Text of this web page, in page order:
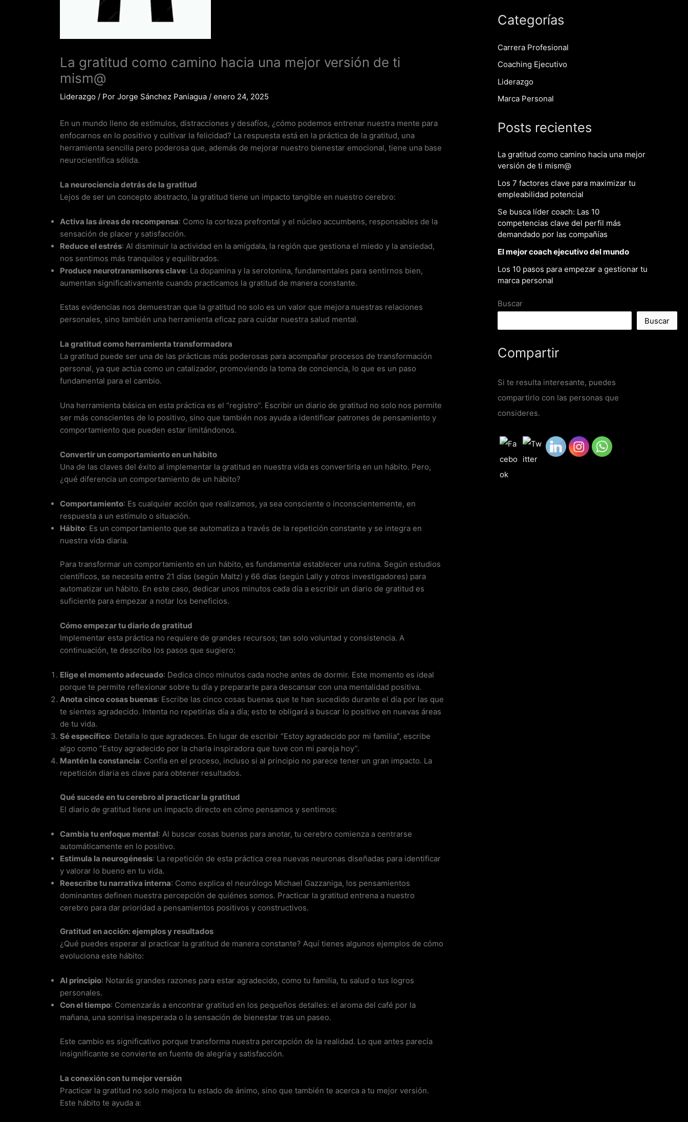
La gratitud como camino hacia una mejor versión de ti
mism@
Liderazgo / Por Jorge Sánchez Paniagua / enero 24, 2025
En un mundo lleno de estímulos, distracciones y desafíos, ¿cómo podemos entrenar nuestra mente para
enfocarnos en lo positivo y cultivar la felicidad? La respuesta está en la práctica de la gratitud, una
herramienta sencilla pero poderosa que, además de mejorar nuestro bienestar emocional, tiene una base
neurocientífica sólida.
La neurociencia detrás de la gratitud
Lejos de ser un concepto abstracto, la gratitud tiene un impacto tangible en nuestro cerebro:
Activa las áreas de recompensa: Como la corteza prefrontal y el núcleo accumbens, responsables de la
sensación de placer y satisfacción.
Reduce el estrés: Al disminuir la actividad en la amígdala, la región que gestiona el miedo y la ansiedad,
nos sentimos más tranquilos y equilibrados.
Produce neurotransmisores clave: La dopamina y la serotonina, fundamentales para sentirnos bien,
aumentan significativamente cuando practicamos la gratitud de manera constante.
Estas evidencias nos demuestran que la gratitud no solo es un valor que mejora nuestras relaciones
personales, sino también una herramienta eficaz para cuidar nuestra salud mental.
La gratitud como herramienta transformadora
La gratitud puede ser una de las prácticas más poderosas para acompañar procesos de transformación
personal, ya que actúa como un catalizador, promoviendo la toma de conciencia, lo que es un paso
fundamental para el cambio.
Una herramienta básica en esta práctica es el “registro”. Escribir un diario de gratitud no solo nos permite
ser más conscientes de lo positivo, sino que también nos ayuda a identificar patrones de pensamiento y
comportamiento que pueden estar limitándonos.
Convertir un comportamiento en un hábito
Una de las claves del éxito al implementar la gratitud en nuestra vida es convertirla en un hábito. Pero,
¿qué diferencia un comportamiento de un hábito?
Comportamiento: Es cualquier acción que realizamos, ya sea consciente o inconscientemente, en
respuesta a un estímulo o situación.
Hábito: Es un comportamiento que se automatiza a través de la repetición constante y se integra en
nuestra vida diaria.
Para transformar un comportamiento en un hábito, es fundamental establecer una rutina. Según estudios
científicos, se necesita entre 21 días (según Maltz) y 66 días (según Lally y otros investigadores) para
automatizar un hábito. En este caso, dedicar unos minutos cada día a escribir un diario de gratitud es
suficiente para empezar a notar los beneficios.
Cómo empezar tu diario de gratitud
Implementar esta práctica no requiere de grandes recursos; tan solo voluntad y consistencia. A
continuación, te describo los pasos que sugiero:
Elige el momento adecuado: Dedica cinco minutos cada noche antes de dormir. Este momento es ideal
porque te permite reflexionar sobre tu día y prepararte para descansar con una mentalidad positiva.
Anota cinco cosas buenas: Escribe las cinco cosas buenas que te han sucedido durante el día por las que
te sientes agradecido. Intenta no repetirlas día a día; esto te obligará a buscar lo positivo en nuevas áreas
de tu vida.
Sé específico: Detalla lo que agradeces. En lugar de escribir “Estoy agradecido por mi familia”, escribe
algo como “Estoy agradecido por la charla inspiradora que tuve con mi pareja hoy”.
Mantén la constancia: Confía en el proceso, incluso si al principio no parece tener un gran impacto. La
repetición diaria es clave para obtener resultados.
Qué sucede en tu cerebro al practicar la gratitud
El diario de gratitud tiene un impacto directo en cómo pensamos y sentimos:
Cambia tu enfoque mental: Al buscar cosas buenas para anotar, tu cerebro comienza a centrarse
automáticamente en lo positivo.
Estimula la neurogénesis: La repetición de esta práctica crea nuevas neuronas diseñadas para identificar
y valorar lo bueno en tu vida.
Reescribe tu narrativa interna: Como explica el neurólogo Michael Gazzaniga, los pensamientos
dominantes definen nuestra percepción de quiénes somos. Practicar la gratitud entrena a nuestro
cerebro para dar prioridad a pensamientos positivos y constructivos.
Gratitud en acción: ejemplos y resultados
¿Qué puedes esperar al practicar la gratitud de manera constante? Aquí tienes algunos ejemplos de cómo
evoluciona este hábito:
Al principio: Notarás grandes razones para estar agradecido, como tu familia, tu salud o tus logros
personales.
Con el tiempo: Comenzarás a encontrar gratitud en los pequeños detalles: el aroma del café por la
mañana, una sonrisa inesperada o la sensación de bienestar tras un paseo.
Este cambio es significativo porque transforma nuestra percepción de la realidad. Lo que antes parecía
insignificante se convierte en fuente de alegría y satisfacción.
La conexión con tu mejor versión
Practicar la gratitud no solo mejora tu estado de ánimo, sino que también te acerca a tu mejor versión.
Este hábito te ayuda a:
Categorías
Carrera Profesional
Coaching Ejecutivo
Liderazgo
Marca Personal
Posts recientes
La gratitud como camino hacia una mejor
versión de ti mism@
Los 7 factores clave para maximizar tu
empleabilidad potencial
Se busca líder coach: Las 10
competencias clave del perfil más
demandado por las compañías
El mejor coach ejecutivo del mundo
Los 10 pasos para empezar a gestionar tu
marca personal
Buscar
Buscar
Compartir
Si te resulta interesante, puedes
compartirlo con las personas que
consideres.